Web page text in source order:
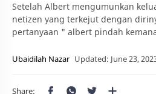
Setelah Albert mengumunkan
netizen yang terkejut dengan
pertanyaan " albert pindah